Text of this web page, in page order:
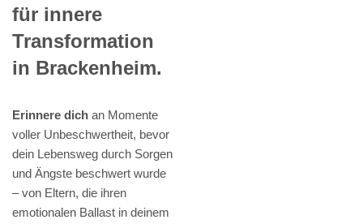
für innere
Transformation
in Brackenheim.
Erinnere dich an Momente
voller Unbeschwertheit, bevor
dein Lebensweg durch Sorgen
und Ängste beschwert wurde
– von Eltern, die ihren
emotionalen Ballast in deinem